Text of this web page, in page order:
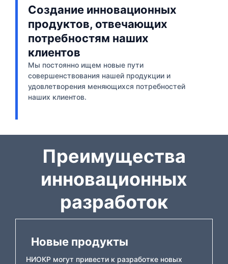
Создание инновационных
продуктов, отвечающих
потребностям наших
клиентов
Мы постоянно ищем новые пути
совершенствования нашей продукции и
удовлетворения меняющихся потребностей
наших клиентов.
Преимущества
инновационных
разработок
Новые продукты
НИОКР могут привести к разработке новых